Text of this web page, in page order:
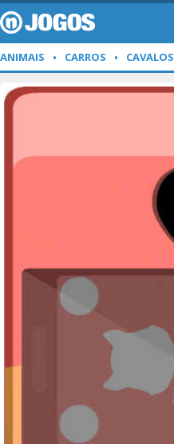
ANIMAIS CARROS CAVALOS